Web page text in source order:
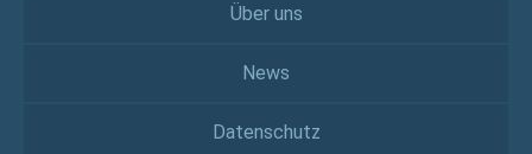
Über uns
News
Datenschutz